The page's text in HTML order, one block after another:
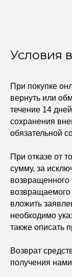
Условия
При покупке
вернуть или
течение 14
сохранения
обязательной
При отказе от
сумму, за
возвращаемого
вложить
необходимо
также описать
Возврат
получения
УЧАСТВУЙТЕ В
СИСТЕМЕ
КАТАЛОГ
Кольца
Браслеты
Колье
Каффы
Ремни
Чокеры
Регистрация